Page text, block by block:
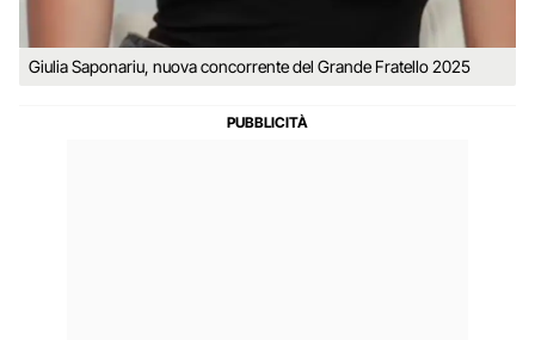
Giulia Saponariu, nuova concorrente del Grande Fratello 2025